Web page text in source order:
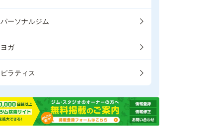
パーソナルジム
ヨガ
ピラティス